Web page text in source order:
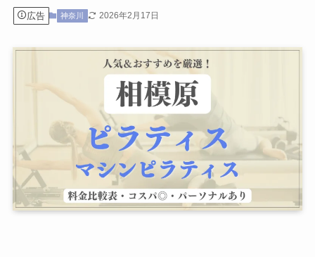
広告 神奈川 2026年2月17日